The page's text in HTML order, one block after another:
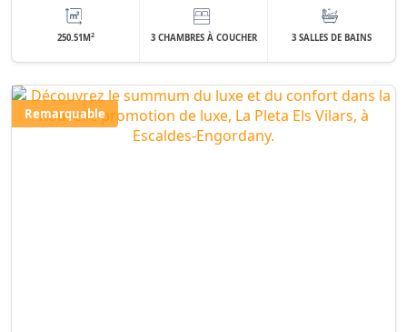
250.51M2 3 CHAMBRES À COUCHER 3 SALLES DE BAINS
Remarquable